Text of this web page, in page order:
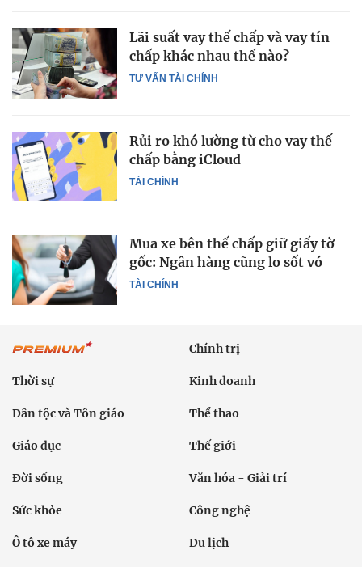
TƯ VẤN TÀI CHÍNH
Lãi suất vay thế chấp và vay tín
chấp khác nhau thế nào?
TÀI CHÍNH
Rủi ro khó lường từ cho vay thế
chấp bằng iCloud
TÀI CHÍNH
Mua xe bên thế chấp giữ giấy tờ
gốc: Ngân hàng cũng lo sốt vó
Chính trị
Thời sự Kinh doanh
Dân tộc và Tôn giáo Thể thao
Giáo dục Thế giới
Đời sống Văn hóa - Giải trí
Sức khỏe Công nghệ
Ô tô xe máy Du lịch